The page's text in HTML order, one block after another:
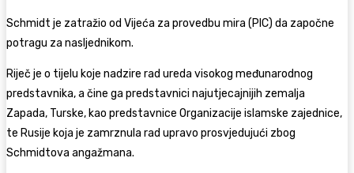
Schmidt je zatražio od Vijeća za provedbu mira (PIC) da započne
potragu za nasljednikom.
Riječ je o tijelu koje nadzire rad ureda visokog međunarodnog
predstavnika, a čine ga predstavnici najutjecajnijih zemalja
Zapada, Turske, kao predstavnice Organizacije islamske zajednice,
te Rusije koja je zamrznula rad upravo prosvjedujući zbog
Schmidtova angažmana.